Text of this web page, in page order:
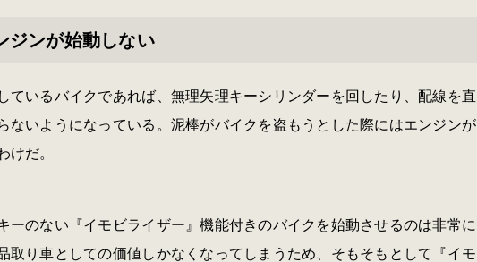
ジンが始動しない
ているバイクであれば、無理矢理キーシリンダーを回したり、配線を直
ないようになっている。泥棒がバイクを盗もうとした際にはエンジンが
けだ。
ーのない『イモビライザー』機能付きのバイクを始動させるのは非常に
取り車としての価値しかなくなってしまうため、そもそもとして『イモ